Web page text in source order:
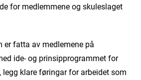
for medlemmene og skuleslaget
er fatta av medlemene på
ide- og prinsip­programmet for
klare føringar for arbeidet som